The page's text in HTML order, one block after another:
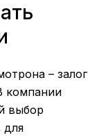
– залог
компании
выбор
для